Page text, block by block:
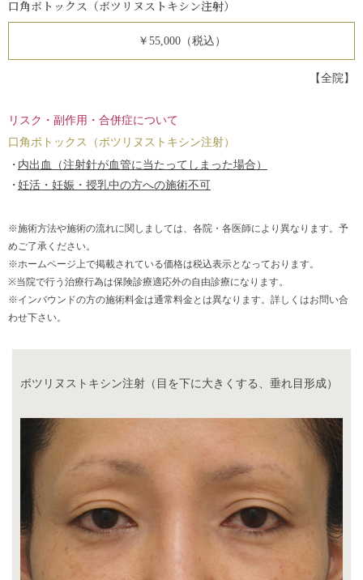
口角ボトックス（ボツリヌストキシン注射）
￥55,000（税込）
【全院】
リスク・副作用・合併症について
口角ボトックス（ボツリヌストキシン注射）
内出血（注射針が血管に当たってしまった場合）
妊活・妊娠・授乳中の方への施術不可
※施術方法や施術の流れに関しましては、各院・各医師により異なります。予
めご了承ください。
※ホームページ上で掲載されている価格は税込表示となっております。
※当院で行う治療行為は保険診療適応外の自由診療になります。
※インバウンドの方の施術料金は通常料金とは異なります。詳しくはお問い合
わせ下さい。
ボツリヌストキシン注射（目を下に大きくする、垂れ目形成）